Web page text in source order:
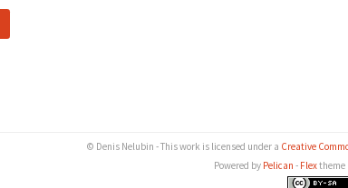
© Denis Nelubin - This work is licensed under a Creative
Powered by Pelican - Flextheme